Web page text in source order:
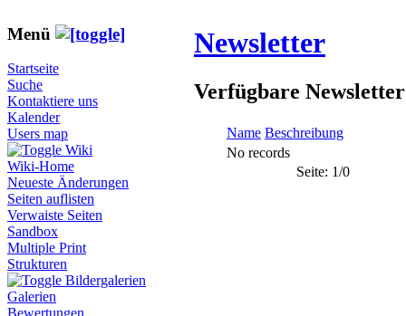
Menü
Startseite
Suche
Kontaktiere uns
Kalender
Users map
Wiki
Wiki-Home
Neueste Änderungen
Seiten auflisten
Verwaiste Seiten
Sandbox
Multiple Print
Strukturen
Bildergalerien
Galerien
Newsletter
Verfügbare Newsletter
Name Beschreibung
No records
Seite: 1/0